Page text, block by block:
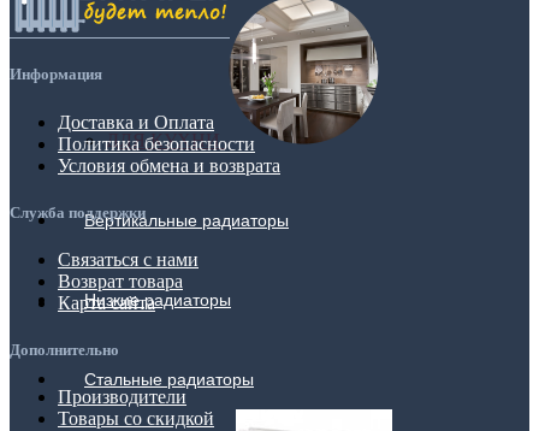
ДЛЯ КУХНИ
Вертикальные радиаторы
Низкие радиаторы
Стальные радиаторы
Информация
Доставка и Оплата
Политика безопасности
Условия обмена и возврата
Служба поддержки
Связаться с нами
Возврат товара
Карта сайта
Дополнительно
Производители
Товары со скидкой